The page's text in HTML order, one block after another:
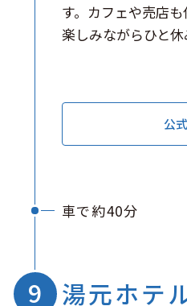
す。カフェや売店
楽しみながらひと休
公
車で約40分
湯元ホテ